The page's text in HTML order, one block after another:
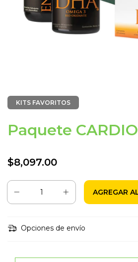
KITS FAVORITOS
Paquete CARDIO
$8,097.00
Opciones de envío